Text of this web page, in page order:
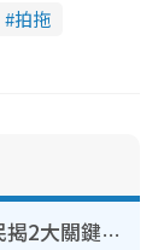
拍拖
裝修拆鐵閘隨時變賊人目標？網民揭2大關鍵用途：裝新式等於白裝？附新舊鐵閘分別